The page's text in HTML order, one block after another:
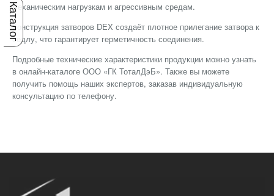
Каталогмеханическим нагрузкам и агрессивным средам.
Конструкция затворов DEX создаёт плотное прилегание затвора к
седлу, что гарантирует герметичность соединения.
Подробные технические характеристики продукции можно узнать
в онлайн-каталоге ООО «ГК ТоталДэБ». Также вы можете
получить помощь наших экспертов, заказав индивидуальную
консультацию по телефону.